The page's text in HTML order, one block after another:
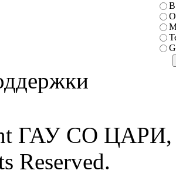
В
ГАУ СО ЦАРИ,
Reserved.